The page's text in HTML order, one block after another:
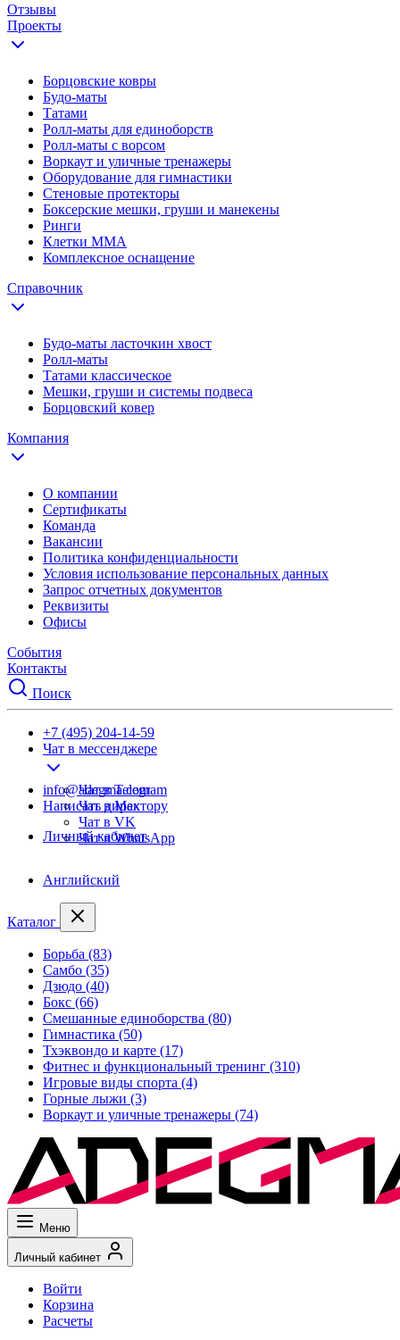
Отзывы
Проекты
Борцовские ковры
Будо-маты
Татами
Ролл-маты для единоборств
Ролл-маты с ворсом
Воркаут и уличные тренажеры
Оборудование для гимнастики
Стеновые протекторы
Боксерские мешки, груши и манекены
Ринги
Клетки ММА
Комплексное оснащение
Справочник
Будо-маты ласточкин хвост
Ролл-маты
Татами классическое
Мешки, груши и системы подвеса
Борцовский ковер
Компания
О компании
Сертификаты
Команда
Вакансии
Политика конфиденциальности
Условия использование персональных данных
Запрос отчетных документов
Реквизиты
Офисы
События
Контакты
Поиск
+7 (495) 204-14-59
Чат в мессенджере
Чат в Telegram
Чат в Max
Чат в VK
Чат в WhatsApp
info@adegma.com
Написать директору
Личный кабинет
Английский
Каталог
Борьба (83)
Самбо (35)
Дзюдо (40)
Бокс (66)
Смешанные единоборства (80)
Гимнастика (50)
Тхэквондо и карте (17)
Фитнес и функциональный тренинг (310)
Игровые виды спорта (4)
Горные лыжи (3)
Воркаут и уличные тренажеры (74)
Меню
Личный кабинет
Войти
Корзина
Расчеты